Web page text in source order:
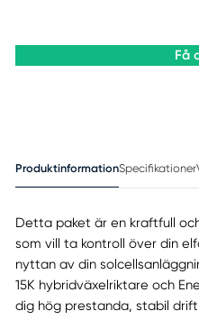
Få
ProduktinformationSpecifikationer
Detta paket är en kraftfull
som vill ta kontroll över din
nyttan av din
15K hybridväxelriktare och
dig hög prestanda, stabil